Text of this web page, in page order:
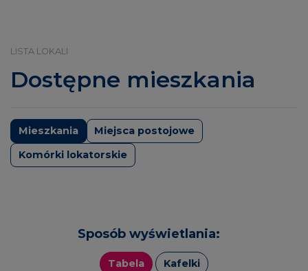
LISTA LOKALI
Dostępne mieszkania
Mieszkania
Miejsca postojowe
Komórki lokatorskie
Sposób wyświetlania:
Tabela Kafelki